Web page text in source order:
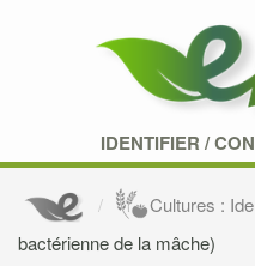
IDENTIFIER /
Cultures :
bactérienne de la mâche)